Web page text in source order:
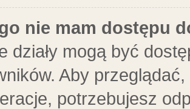
nie mam dostępu
działy mogą być
Aby
potrzebujesz